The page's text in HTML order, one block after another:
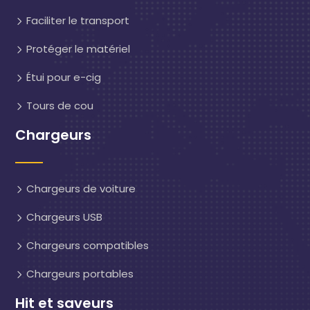
Faciliter le transport
Protéger le matériel
Étui pour e-cig
Tours de cou
Chargeurs
Chargeurs de voiture
Chargeurs USB
Chargeurs compatibles
Chargeurs portables
Hit et saveurs